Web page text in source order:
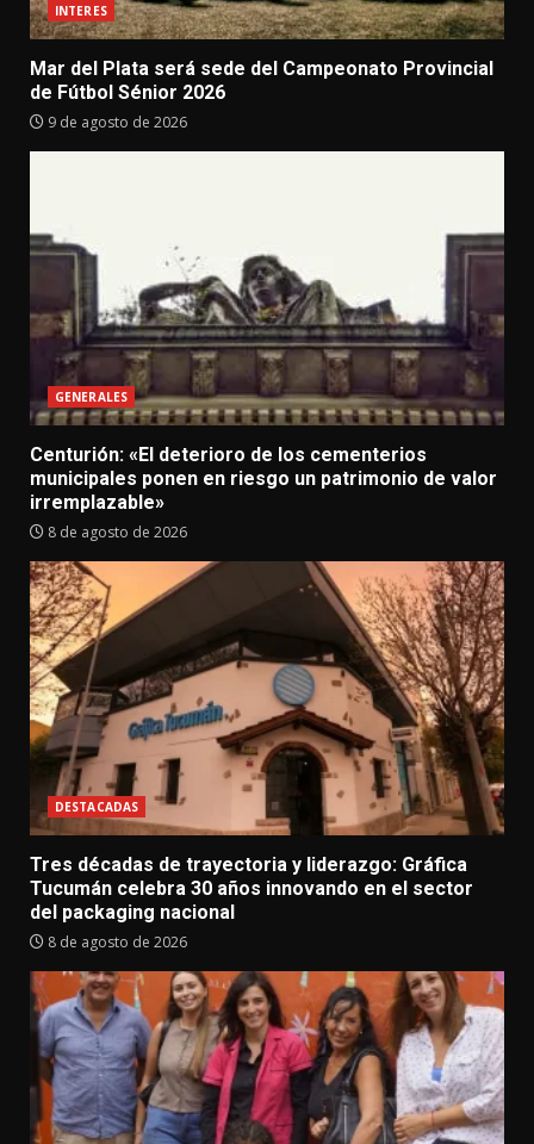
INTERES
Mar del Plata será sede del Campeonato Provincial
de Fútbol Sénior 2026
9 de agosto de 2026
GENERALES
Centurión: «El deterioro de los cementerios
municipales ponen en riesgo un patrimonio de valor
irremplazable»
8 de agosto de 2026
DESTACADAS
Tres décadas de trayectoria y liderazgo: Gráfica
Tucumán celebra 30 años innovando en el sector
del packaging nacional
8 de agosto de 2026